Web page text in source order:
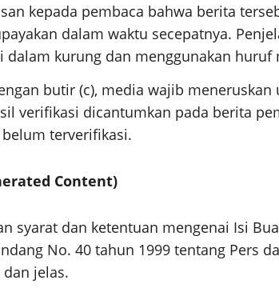
kepada pembaca bahwa berita
dalam waktu secepatnya.
dalam kurung dan menggunakan huruf
butir (c), media wajib meneruskan
verifikasi dicantumkan pada berita
terverifikasi.
Content)
syarat dan ketentuan mengenai Isi
No. 40 tahun 1999 tentang Pers
jelas.